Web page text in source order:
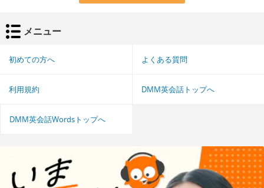
メニュー
初めての方へ よくある質問
利用規約 DMM英会話トップへ
DMM英会話Wordsトップへ